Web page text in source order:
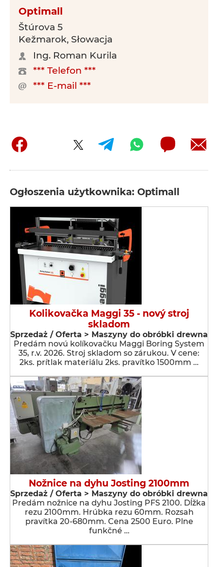
Optimall
Štúrova 5
Kežmarok, Słowacja
Ing. Roman Kurila
*** Telefon ***
*** E-mail ***
Ogłoszenia użytkownika: Optimall
Kolikovačka Maggi 35 - nový stroj
skladom
Sprzedaż / Oferta > Maszyny do obróbki drewna
Predám novú kolíkovačku Maggi Boring System
35, r.v. 2026. Stroj skladom so zárukou. V cene:
2ks. prítlak materiálu 2ks. pravítko 1500mm …
Nožnice na dyhu Josting 2100mm
Sprzedaż / Oferta > Maszyny do obróbki drewna
Predám nožnice na dyhu Josting PFS 2100. Dĺžka
rezu 2100mm. Hrúbka rezu 60mm. Rozsah
pravítka 20-680mm. Cena 2500 Euro. Plne
funkčné …